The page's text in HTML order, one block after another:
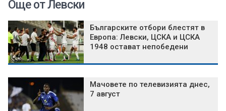
Още от Левски
Българските отбори блестят в
Европа: Левски, ЦСКА и ЦСКА
1948 остават непобедени
Мачовете по телевизията днес,
7 август